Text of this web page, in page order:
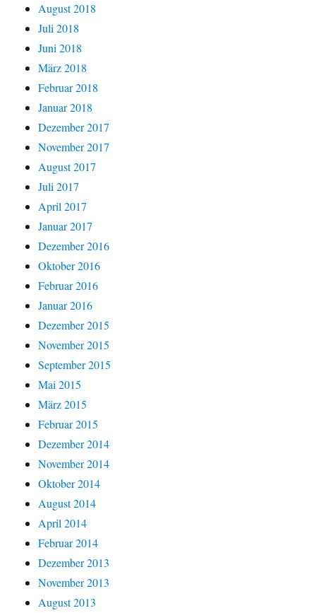
August 2018
Juli 2018
Juni 2018
März 2018
Februar 2018
Januar 2018
Dezember 2017
November 2017
August 2017
Juli 2017
April 2017
Januar 2017
Dezember 2016
Oktober 2016
Februar 2016
Januar 2016
Dezember 2015
November 2015
September 2015
Mai 2015
März 2015
Februar 2015
Dezember 2014
November 2014
Oktober 2014
August 2014
April 2014
Februar 2014
Dezember 2013
November 2013
August 2013